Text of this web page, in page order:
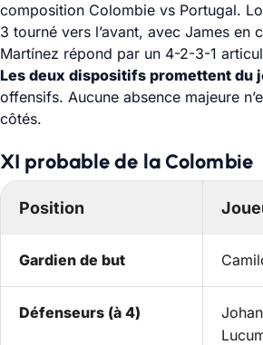
composition Colombie vs Portugal.
3 tourné vers l’avant, avec James en
Martínez répond par un 4-2-3-1
Les deux dispositifs promettent du
offensifs. Aucune absence majeure
côtés.
XI probable de la Colombie
Position
Gardien de but
Défenseurs (à 4)